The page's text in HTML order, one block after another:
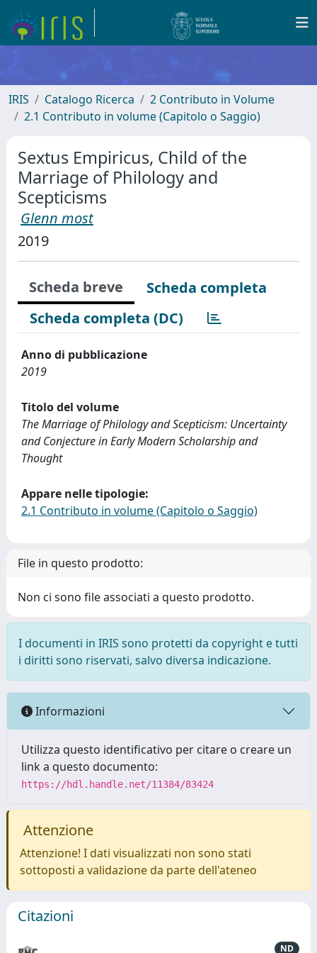
IRIS Catalogo Ricerca
2 Contributo in Volume
2.1 Contributo in volume (Capitolo o Saggio)
Sextus Empiricus, Child of the
Marriage of Philology and
Scepticisms
Glenn most
2019
Scheda breve
Scheda completa
Scheda completa (DC)
Anno di pubblicazione
2019
Titolo del volume
The Marriage of Philology and Scepticism: Uncertainty
and Conjecture in Early Modern Scholarship and
Thought
Appare nelle tipologie:
2.1 Contributo in volume (Capitolo o Saggio)
File in questo prodotto:
Non ci sono file associati a questo prodotto.
I documenti in IRIS sono protetti da copyright e tutti
i diritti sono riservati, salvo diversa indicazione.
Informazioni
Utilizza questo identificativo per citare o creare un
link a questo documento:
https://hdl.handle.net/11384/83424
Attenzione
Attenzione! I dati visualizzati non sono stati
sottoposti a validazione da parte dell'ateneo
Citazioni
ND